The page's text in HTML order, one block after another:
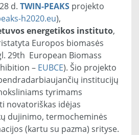
d. TWIN-PEAKS projekto
h2020.eu),
energetikos instituto,
Europos biomasės
29th European Biomass
– EUBCE). Šio projekto
institucijų
tyrimams
novatoriškas idėjas
dujinimo, termocheminės
(kartu su pazma) srityse.